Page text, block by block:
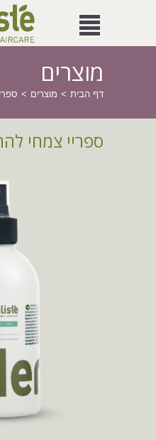
מוצרים
דף הבית מוצרים
ספריי צמחי